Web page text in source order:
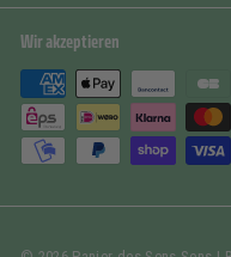
Wir akzeptieren